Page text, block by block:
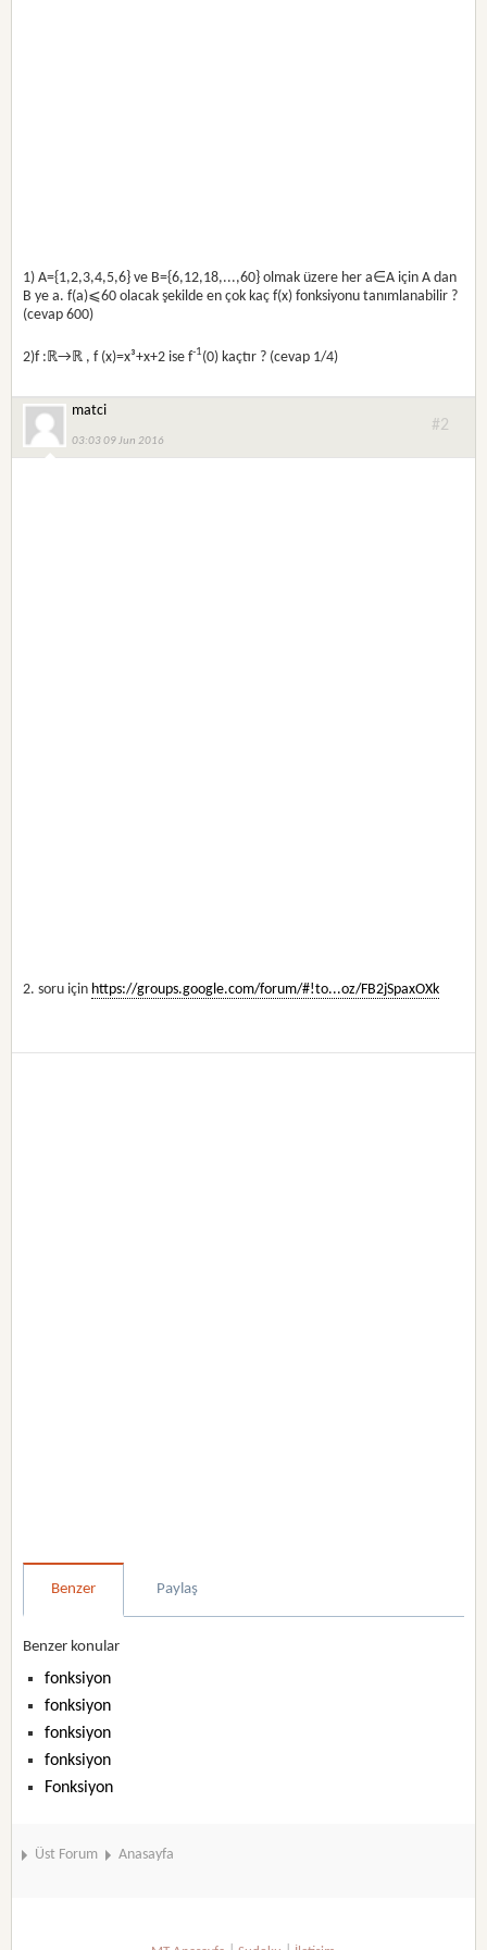
1) A={1,2,3,4,5,6} ve B={6,12,18,...,60} olmak üzere her a∈A için A dan
B ye a. f(a)⩽60 olacak şekilde en çok kaç f(x) fonksiyonu tanımlanabilir ?
(cevap 600)
2)f :ℝ→ℝ , f (x)=x³+x+2 ise f-1(0) kaçtır ? (cevap 1/4)
matci
03:03 09 Jun 2016
#2
2. soru için https://groups.google.com/forum/#!to...oz/FB2jSpaxOXk
Benzer Paylaş
Benzer konular
fonksiyon
fonksiyon
fonksiyon
fonksiyon
Fonksiyon
Üst Forum Anasayfa